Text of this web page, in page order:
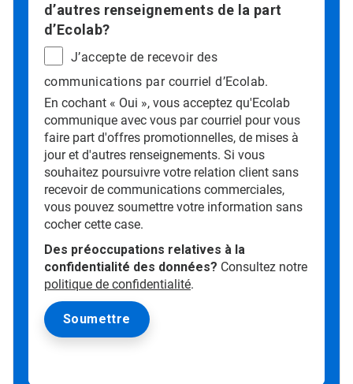
d’autres renseignements de la part
d’Ecolab?
J’accepte de recevoir des
communications par courriel d’Ecolab.
En cochant « Oui », vous acceptez qu'Ecolab
communique avec vous par courriel pour vous
faire part d'offres promotionnelles, de mises à
jour et d'autres renseignements. Si vous
souhaitez poursuivre votre relation client sans
recevoir de communications commerciales,
vous pouvez soumettre votre information sans
cocher cette case.
Des préoccupations relatives à la
confidentialité des données? Consultez notre
politique de confidentialité.